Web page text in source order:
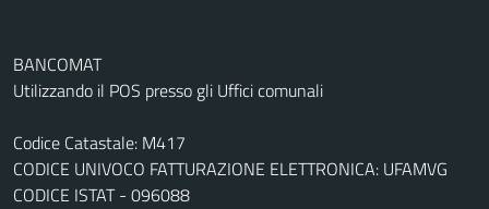
BANCOMAT
Utilizzando il POS presso gli Uffici comunali
Codice Catastale: M417
CODICE UNIVOCO FATTURAZIONE ELETTRONICA: UFAMVG
CODICE ISTAT - 096088